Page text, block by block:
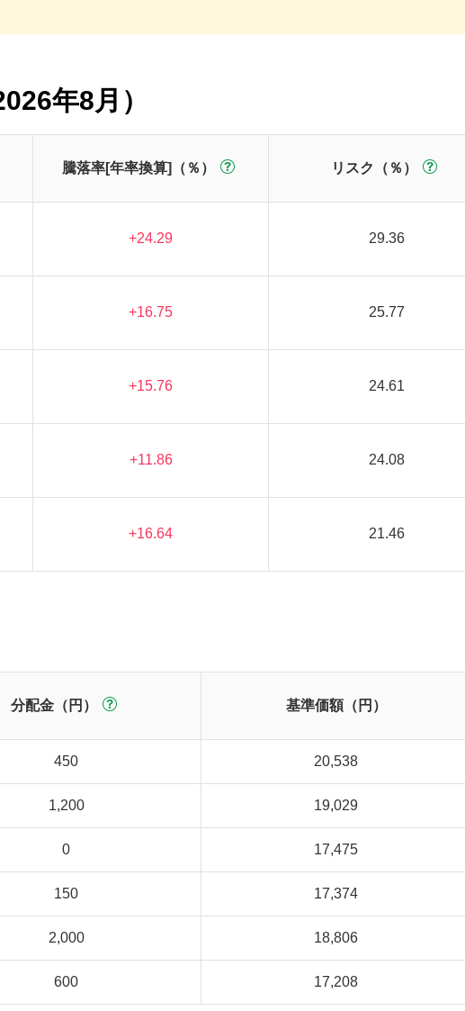
年8月）
騰落率[年率換算]（％） リスク（％）
+24.29 29.36
+16.75 25.77
+15.76 24.61
+11.86 24.08
+16.64 21.46
分配金（円） 基準価額（円）
450 20,538
1,200 19,029
0 17,475
150 17,374
2,000 18,806
600 17,208